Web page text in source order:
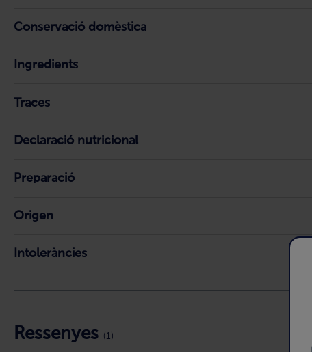
Conservació domèstica
Ingredients
Traces
Declaració nutricional
Preparació
Origen
Intoleràncies
Ressenyes (1)